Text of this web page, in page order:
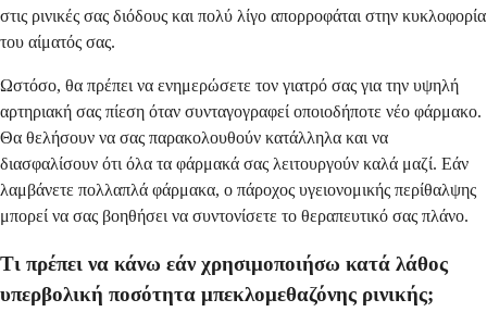
στις ρινικές σας διόδους και πολύ λίγο απορροφάται στην κυκλοφορία
του αίματός σας.
Ωστόσο, θα πρέπει να ενημερώσετε τον γιατρό σας για την υψηλή
αρτηριακή σας πίεση όταν συνταγογραφεί οποιοδήποτε νέο φάρμακο.
Θα θελήσουν να σας παρακολουθούν κατάλληλα και να
διασφαλίσουν ότι όλα τα φάρμακά σας λειτουργούν καλά μαζί. Εάν
λαμβάνετε πολλαπλά φάρμακα, ο πάροχος υγειονομικής περίθαλψης
μπορεί να σας βοηθήσει να συντονίσετε το θεραπευτικό σας πλάνο.
Τι πρέπει να κάνω εάν χρησιμοποιήσω κατά λάθος
υπερβολική ποσότητα μπεκλομεθαζόνης ρινικής;